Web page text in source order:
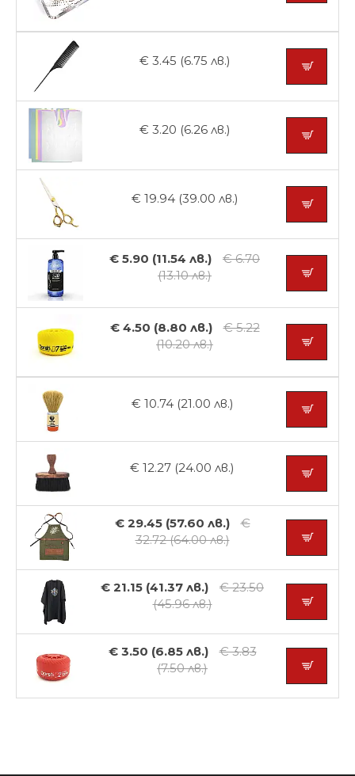
€ 3.45 (6.75 лв.)
€ 3.20 (6.26 лв.)
€ 19.94 (39.00 лв.)
€ 5.90 (11.54 лв.)
€ 6.70
(13.10 лв.)
€ 4.50 (8.80 лв.)
€ 5.22
(10.20 лв.)
€ 10.74 (21.00 лв.)
€ 12.27 (24.00 лв.)
€ 29.45 (57.60 лв.)
€
32.72 (64.00 лв.)
€ 21.15 (41.37 лв.)
€ 23.50
(45.96 лв.)
€ 3.50 (6.85 лв.)
€ 3.83
(7.50 лв.)